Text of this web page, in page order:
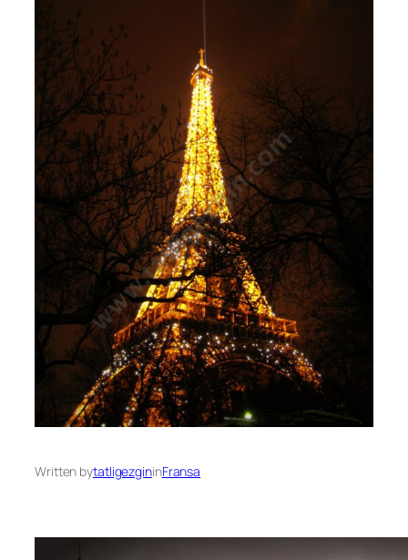
Written bytatligezgininFransa